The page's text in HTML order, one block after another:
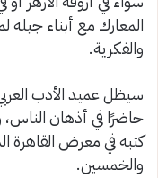
المعارك مع أبناء جيله
والفكرية.
سيظل عميد الأدب
حاضرًا في أذهان
كتبه في معرض القاهرة
والخمسين.